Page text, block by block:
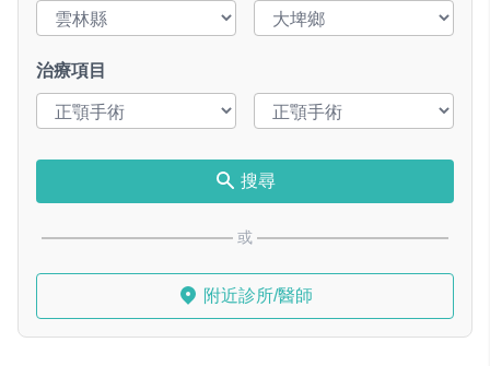
治療項目
搜尋
或
附近診所/醫師